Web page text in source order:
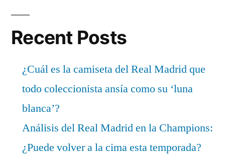
Recent Posts
¿Cuál es la camiseta del Real Madrid que
todo coleccionista ansía como su ‘luna
blanca’?
Análisis del Real Madrid en la Champions:
¿Puede volver a la cima esta temporada?